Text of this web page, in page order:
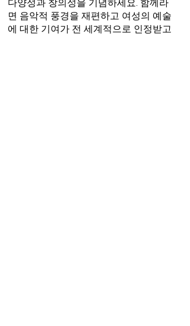
다양성과 창의성을 기념하세요. 함께라
면 음악적 풍경을 재편하고 여성의 예술
에 대한 기여가 전 세계적으로 인정받고